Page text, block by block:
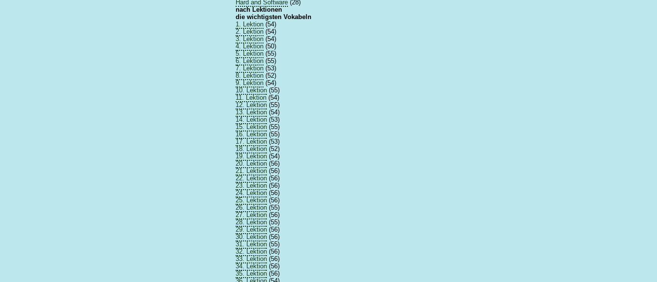
Hard and Software (28)
nach Lektionen
die wichtigsten Vokabeln
1. Lektion (54)
2. Lektion (54)
3. Lektion (54)
4. Lektion (50)
5. Lektion (55)
6. Lektion (55)
7. Lektion (53)
8. Lektion (52)
9. Lektion (54)
10. Lektion (55)
11. Lektion (54)
12. Lektion (55)
13. Lektion (54)
14. Lektion (53)
15. Lektion (55)
16. Lektion (55)
17. Lektion (53)
18. Lektion (52)
19. Lektion (54)
20. Lektion (56)
21. Lektion (56)
22. Lektion (56)
23. Lektion (56)
24. Lektion (56)
25. Lektion (56)
26. Lektion (55)
27. Lektion (56)
28. Lektion (55)
29. Lektion (56)
30. Lektion (56)
31. Lektion (55)
32. Lektion (56)
33. Lektion (56)
34. Lektion (56)
35. Lektion (56)